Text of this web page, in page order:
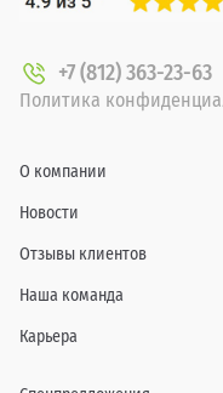
+7 (812) 363-23-63
Политика
О компании
Новости
Отзывы клиентов
Наша команда
Карьера